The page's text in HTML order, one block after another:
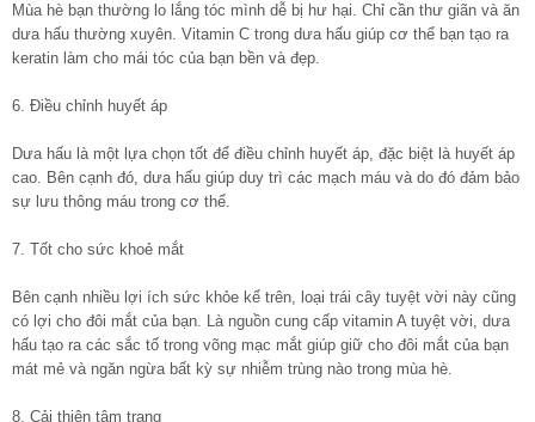
Mùa hè bạn thường lo lắng tóc mình dễ bị hư hại. Chỉ cần thư giãn và ăn
dưa hấu thường xuyên. Vitamin C trong dưa hấu giúp cơ thể bạn tạo ra
keratin làm cho mái tóc của bạn bền và đẹp.
6. Điều chỉnh huyết áp
Dưa hấu là một lựa chọn tốt để điều chỉnh huyết áp, đặc biệt là huyết áp
cao. Bên cạnh đó, dưa hấu giúp duy trì các mạch máu và do đó đảm bảo
sự lưu thông máu trong cơ thể.
7. Tốt cho sức khoẻ mắt
Bên cạnh nhiều lợi ích sức khỏe kể trên, loại trái cây tuyệt vời này cũng
có lợi cho đôi mắt của bạn. Là nguồn cung cấp vitamin A tuyệt vời, dưa
hấu tạo ra các sắc tố trong võng mạc mắt giúp giữ cho đôi mắt của bạn
mát mẻ và ngăn ngừa bất kỳ sự nhiễm trùng nào trong mùa hè.
8. Cải thiện tâm trạng